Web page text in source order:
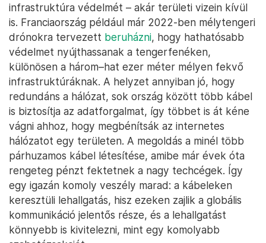
infrastruktúra védelmét – akár területi vizein kívül
is. Franciaország például már 2022-ben mélytengeri
drónokra tervezett beruházni, hogy hathatósabb
védelmet nyújthassanak a tengerfenéken,
különösen a három–hat ezer méter mélyen fekvő
infrastruktúráknak. A helyzet annyiban jó, hogy
redundáns a hálózat, sok ország között több kábel
is biztosítja az adatforgalmat, így többet is át kéne
vágni ahhoz, hogy megbénítsák az internetes
hálózatot egy területen. A megoldás a minél több
párhuzamos kábel létesítése, amibe már évek óta
rengeteg pénzt fektetnek a nagy techcégek. Így
egy igazán komoly veszély marad: a kábeleken
keresztüli lehallgatás, hisz ezeken zajlik a globális
kommunikáció jelentős része, és a lehallgatást
könnyebb is kivitelezni, mint egy komolyabb